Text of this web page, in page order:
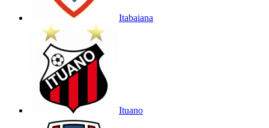
Itabaiana
Ituano